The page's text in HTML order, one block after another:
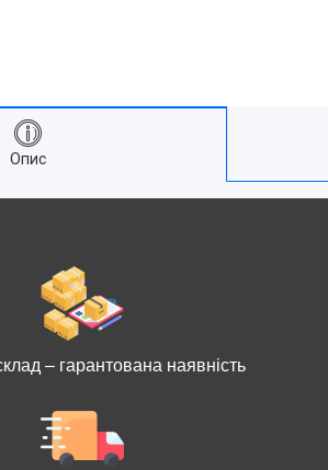
Опис
– гарантована наявність